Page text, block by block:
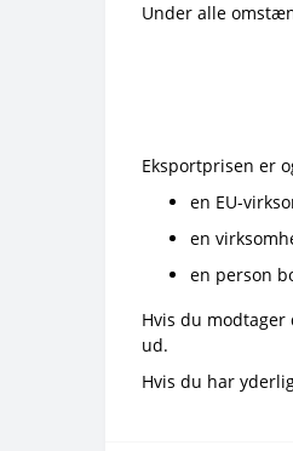
Under alle
Eksportprisen er
en EU-
en
en person
Hvis du
ud.
Hvis du har